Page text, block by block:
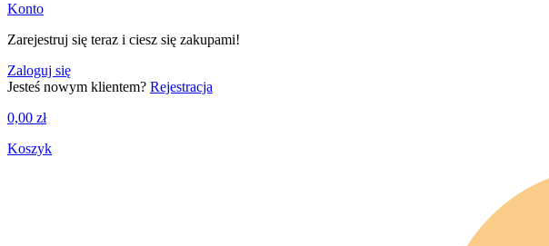
Konto
Zarejestruj się teraz i ciesz się zakupami!
Zaloguj się
Jesteś nowym klientem? Rejestracja
0,00 zł
Koszyk